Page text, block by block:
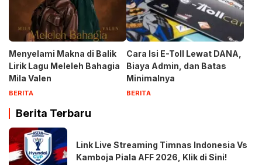
Menyelami Makna di Balik
Lirik Lagu Meleleh Bahagia
Mila Valen
BERITA
Cara Isi E-Toll Lewat DANA,
Biaya Admin, dan Batas
Minimalnya
BERITA
Berita Terbaru
Link Live Streaming Timnas Indonesia Vs
Kamboja Piala AFF 2026, Klik di Sini!